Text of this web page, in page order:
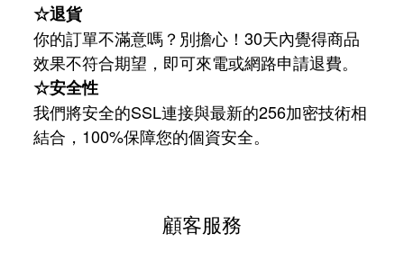
☆退貨
你的訂單不滿意嗎？別擔心！30天內覺得商品
效果不符合期望，即可來電或網路申請退費。
☆安全性
我們將安全的SSL連接與最新的256加密技術相
結合，100%保障您的個資安全。
顧客服務